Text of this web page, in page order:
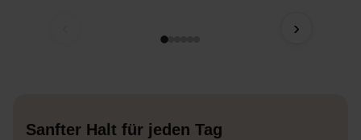
›
Sanfter Halt für jeden Tag